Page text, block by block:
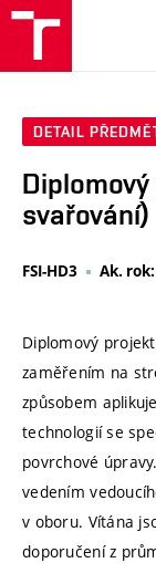
DETAIL
svařování)
FSI-HD3 Ak.
Diplomový
zaměřením na
způsobem
technologií se
povrchové
vedením
v oboru. Vítána
doporučení z